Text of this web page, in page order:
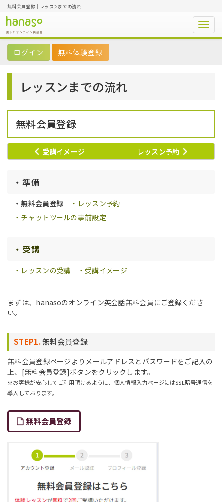
無料会員登録｜レッスンまでの流れ
無料体験登録
レッスンまでの流れ
無料会員登録
受講イメージ レッスン予約
・準備
・無料会員登録
・レッスン予約
・チャットツールの事前設定
・受講
・レッスンの受講 ・受講イメージ
まずは、hanasoのオンライン英会話無料会員にご登録くださ
い。
STEP1.無料会員登録
無料会員登録ページよりメールアドレスとパスワードをご記入の
上、[無料会員登録]ボタンをクリックします。
※お客様が安心してご利用頂けるように、個人情報入力ページにはSSL暗号通信を
導入しております。
無料会員登録